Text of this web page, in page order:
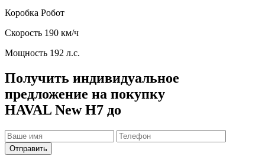
Коробка Робот
Скорость 190 км/ч
Мощность 192 л.с.
Получить индивидуальное
предложение на покупку
HAVAL New H7 до
Отправить